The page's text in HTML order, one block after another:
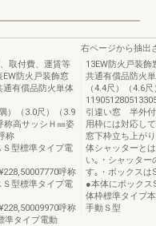
取付費、運賃等
防火戸装飾窓
通有償品防火単体
）（3.0尺）（3.9
称高サッシＨ㎜姿
称
Ｓ型標準タイプ電
呼称
Ｓ型標準タイプ電
呼称
準タイプ電動
右ページから抽出
13EW防火戸装
共通有償品防火
（4.4尺）（4.6
引違い窓 半外付
用枠には対応し
窓下枠立ち上が
体シャッターと
い｡・シャッター
す｡・ボックス
●本体にボックス
体枠標準タイプ
手動Ｓ型